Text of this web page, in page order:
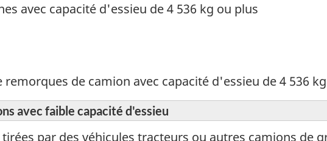
avec capacité d'essieu de 4 536 kg ou plus
remorques de camion avec capacité d'essieu de 4 536
avec faible capacité d'essieu
par des véhicules tracteurs ou autres camions de